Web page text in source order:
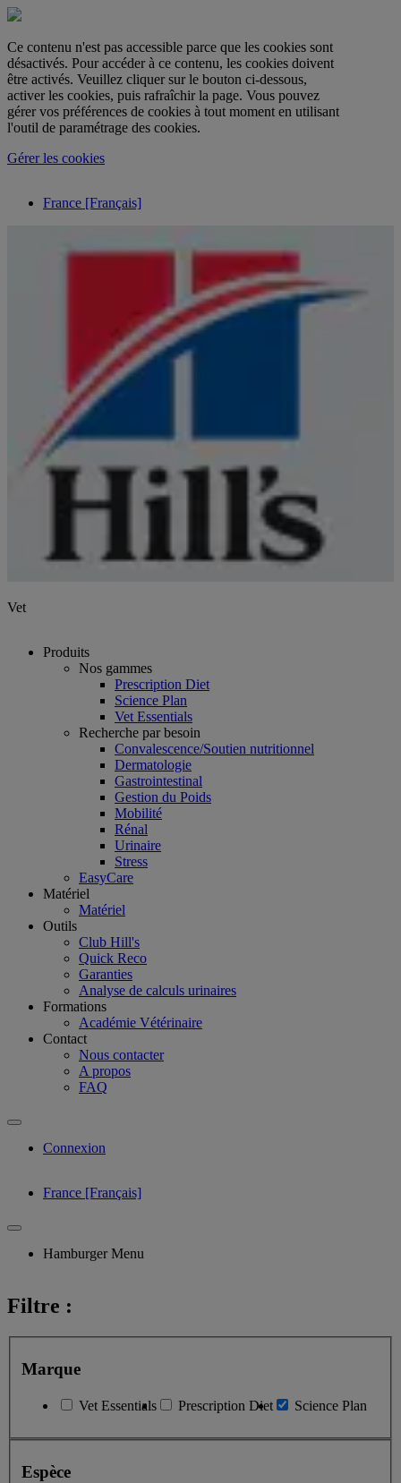
Ce contenu n'est pas accessible parce que les cookies sont
désactivés. Pour accéder à ce contenu, les cookies doivent
être activés. Veuillez cliquer sur le bouton ci-dessous,
activer les cookies, puis rafraîchir la page. Vous pouvez
gérer vos préférences de cookies à tout moment en utilisant
l'outil de paramétrage des cookies.
Gérer les cookies
France [Français]
Vet
Produits
Nos gammes
Prescription Diet
Science Plan
Vet Essentials
Recherche par besoin
Convalescence/Soutien nutritionnel
Dermatologie
Gastrointestinal
Gestion du Poids
Mobilité
Rénal
Urinaire
Stress
EasyCare
Matériel
Matériel
Outils
Club Hill's
Quick Reco
Garanties
Analyse de calculs urinaires
Formations
Académie Vétérinaire
Contact
Nous contacter
A propos
FAQ
Connexion
France [Français]
Hamburger Menu
Filtre :
Marque
Vet Essentials Prescription Diet Science Plan
Espèce